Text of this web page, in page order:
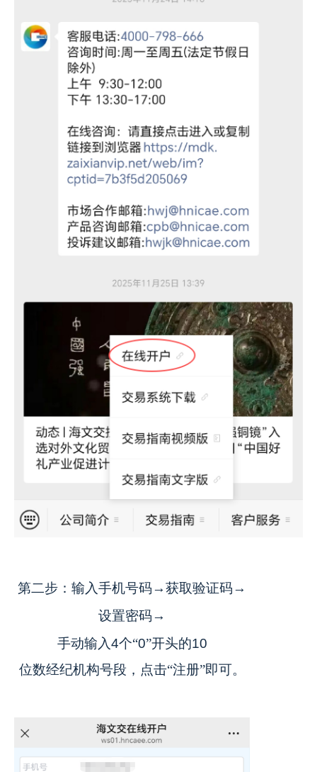
第二步： 输入手机号码→获取验证码→
设置密码→
手动输入4个“0”开头的10
位数经纪机构号段，点击“注册”即可。